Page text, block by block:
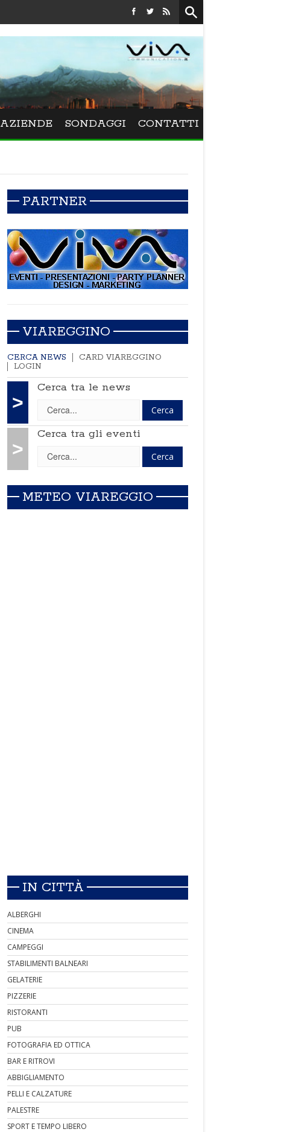
Festival La Versiliana - La direttrice lucchese Beatrice
AZIENDE SONDAGGI CONTATTI
PARTNER
VIAREGGINO
CERCA NEWS
CARD VIAREGGINO
LOGIN
>
Cerca tra le news
>
Cerca tra gli eventi
METEO VIAREGGIO
IN CITTÀ
ALBERGHI
CINEMA
CAMPEGGI
STABILIMENTI BALNEARI
GELATERIE
PIZZERIE
RISTORANTI
PUB
FOTOGRAFIA ED OTTICA
BAR E RITROVI
ABBIGLIAMENTO
PELLI E CALZATURE
PALESTRE
SPORT E TEMPO LIBERO